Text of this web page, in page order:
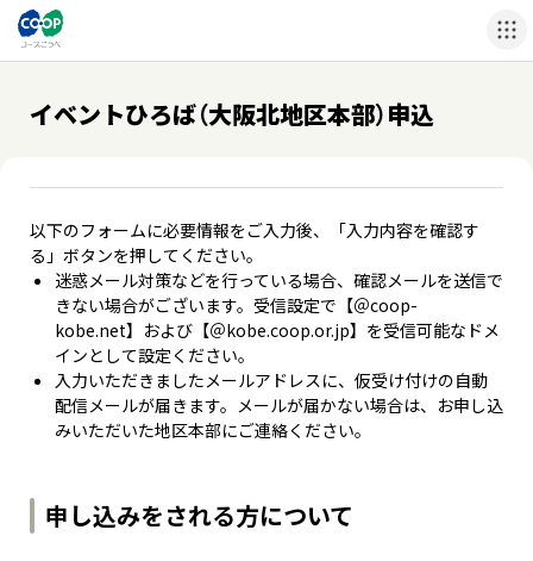
イベントひろば（大阪北地区本部）申込
以下のフォームに必要情報をご入力後、「入力内容を確認す
る」ボタンを押してください。
迷惑メール対策などを行っている場合、確認メールを送信で
きない場合がございます。受信設定で【＠coop-
kobe.net】および【＠kobe.coop.or.jp】を受信可能なドメ
インとして設定ください。
入力いただきましたメールアドレスに、仮受け付けの自動
配信メールが届きます。メールが届かない場合は、お申し込
みいただいた地区本部にご連絡ください。
申し込みをされる方について